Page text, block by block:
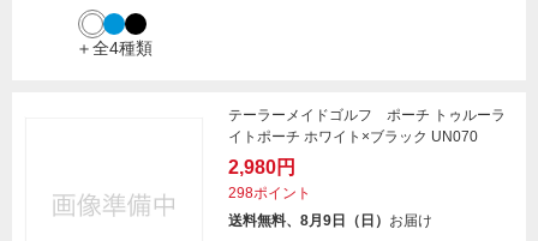
＋全4種類
テーラーメイドゴルフ ポーチ トゥルーラ
イトポーチ ホワイト×ブラック UN070
2,980円
298ポイント
送料無料、8月9日（日） お届け